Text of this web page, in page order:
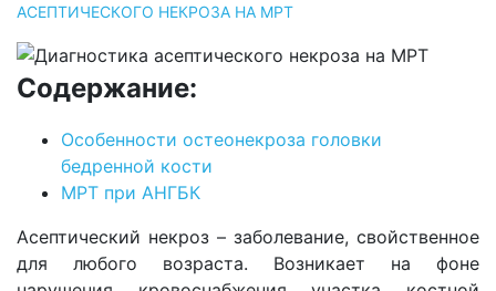
АСЕПТИЧЕСКОГО НЕКРОЗА НА МРТ
Содержание:
Особенности остеонекроза головки
бедренной кости
МРТ при АНГБК
Асептический некроз – заболевание, свойственное
для любого возраста. Возникает на фоне